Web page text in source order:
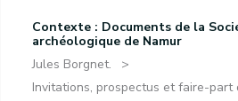
Contexte : Documents de la
archéologique de Namur
Jules Borgnet.
Invitations, prospectus et faire-part